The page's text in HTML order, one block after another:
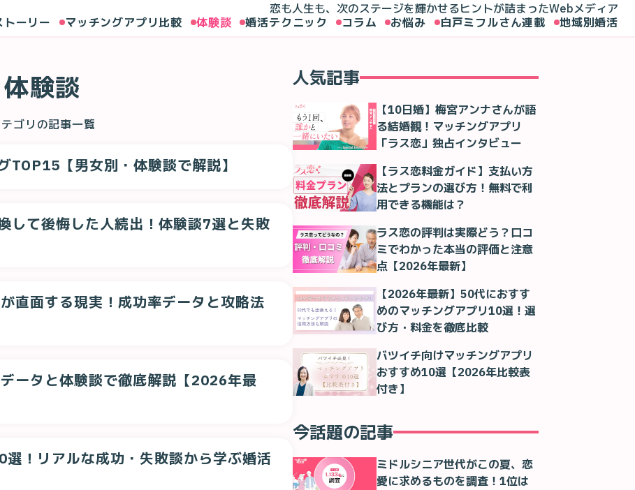
恋も人生も、次のステージを輝かせるヒントが詰まったWebメディア
トーリー
マッチングアプリ比較 体験談 婚活テクニック コラム お悩み 白戸ミフルさん連載 地域別婚活
体験談
テゴリの記事一覧
TOP15【男女別・体験談で解説】
して後悔した人続出！体験談7選と失敗
直面する現実！成功率データと攻略法
ータと体験談で徹底解説【2026年最
選！リアルな成功・失敗談から学ぶ婚活
人気記事
【10日婚】梅宮アンナさんが語
る結婚観！マッチングアプリ
「ラス恋」独占インタビュー
【ラス恋料金ガイド】支払い方
法とプランの選び方！無料で利
用できる機能は？
ラス恋の評判は実際どう？口コ
ミでわかった本当の評価と注意
点【2026年最新】
【2026年最新】50代におすす
めのマッチングアプリ10選！選
び方・料金を徹底比較
バツイチ向けマッチングアプリ
おすすめ10選【2026年比較表
付き】
今話題の記事
ミドルシニア世代がこの夏、恋
愛に求めるものを調査！1位は